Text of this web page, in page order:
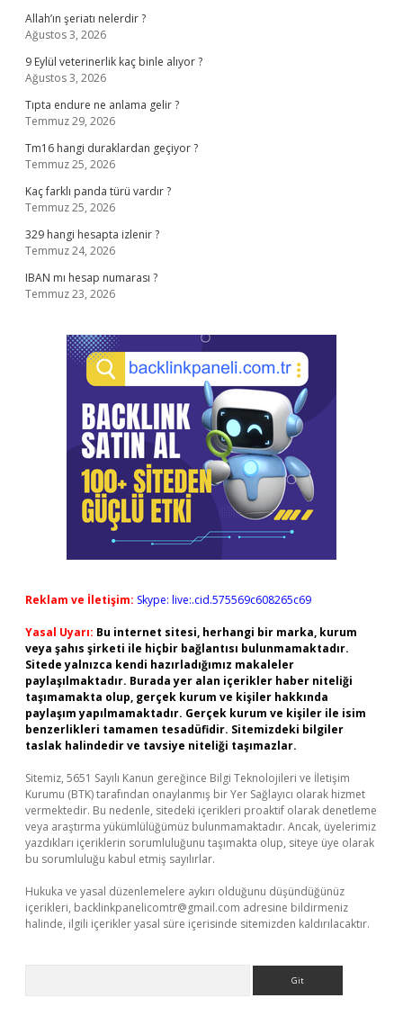
Allah’ın şeriatı nelerdir ?
Ağustos 3, 2026
9 Eylül veterinerlik kaç binle alıyor ?
Ağustos 3, 2026
Tıpta endure ne anlama gelir ?
Temmuz 29, 2026
Tm16 hangi duraklardan geçiyor ?
Temmuz 25, 2026
Kaç farklı panda türü vardır ?
Temmuz 25, 2026
329 hangi hesapta izlenir ?
Temmuz 24, 2026
IBAN mı hesap numarası ?
Temmuz 23, 2026
Reklam ve İletişim: Skype: live:.cid.575569c608265c69
Yasal Uyarı: Bu internet sitesi, herhangi bir marka, kurum
veya şahıs şirketi ile hiçbir bağlantısı bulunmamaktadır.
Sitede yalnızca kendi hazırladığımız makaleler
paylaşılmaktadır. Burada yer alan içerikler haber niteliği
taşımamakta olup, gerçek kurum ve kişiler hakkında
paylaşım yapılmamaktadır. Gerçek kurum ve kişiler ile isim
benzerlikleri tamamen tesadüfidir. Sitemizdeki bilgiler
taslak halindedir ve tavsiye niteliği taşımazlar.
Sitemiz, 5651 Sayılı Kanun gereğince Bilgi Teknolojileri ve İletişim
Kurumu (BTK) tarafından onaylanmış bir Yer Sağlayıcı olarak hizmet
vermektedir. Bu nedenle, sitedeki içerikleri proaktif olarak denetleme
veya araştırma yükümlülüğümüz bulunmamaktadır. Ancak, üyelerimiz
yazdıkları içeriklerin sorumluluğunu taşımakta olup, siteye üye olarak
bu sorumluluğu kabul etmiş sayılırlar.
Hukuka ve yasal düzenlemelere aykırı olduğunu düşündüğünüz
içerikleri, backlinkpanelicomtr@gmail.com adresine bildirmeniz
halinde, ilgili içerikler yasal süre içerisinde sitemizden kaldırılacaktır.